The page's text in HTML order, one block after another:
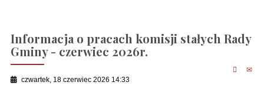
Informacja o pracach komisji stałych Rady
Gminy - czerwiec 2026r.
czwartek, 18 czerwiec 2026 14:33